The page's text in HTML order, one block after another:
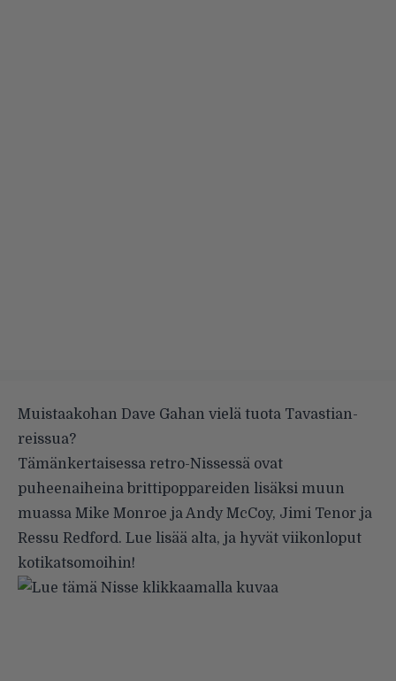
Muistaakohan Dave Gahan vielä tuota Tavastian-
reissua?
Tämänkertaisessa retro-Nissessä ovat
puheenaiheina brittipoppareiden lisäksi muun
muassa Mike Monroe ja Andy McCoy, Jimi Tenor ja
Ressu Redford. Lue lisää alta, ja hyvät viikonloput
kotikatsomoihin!